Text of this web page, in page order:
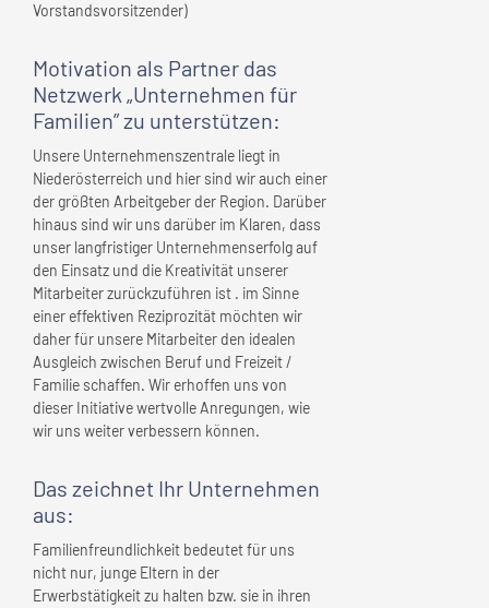
Vorstandsvorsitzender)
Motivation als Partner das
Netzwerk „Unternehmen für
Familien” zu unterstützen:
Unsere Unternehmenszentrale liegt in
Niederösterreich und hier sind wir auch einer
der größten Arbeitgeber der Region. Darüber
hinaus sind wir uns darüber im Klaren, dass
unser langfristiger Unternehmenserfolg auf
den Einsatz und die Kreativität unserer
Mitarbeiter zurückzuführen ist . im Sinne
einer effektiven Reziprozität möchten wir
daher für unsere Mitarbeiter den idealen
Ausgleich zwischen Beruf und Freizeit /
Familie schaffen. Wir erhoffen uns von
dieser Initiative wertvolle Anregungen, wie
wir uns weiter verbessern können.
Das zeichnet Ihr Unternehmen
aus:
Familienfreundlichkeit bedeutet für uns
nicht nur, junge Eltern in der
Erwerbstätigkeit zu halten bzw. sie in ihren